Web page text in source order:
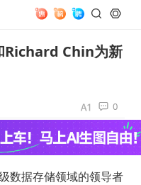
Richard Chin为新
0
据存储领域的领导者